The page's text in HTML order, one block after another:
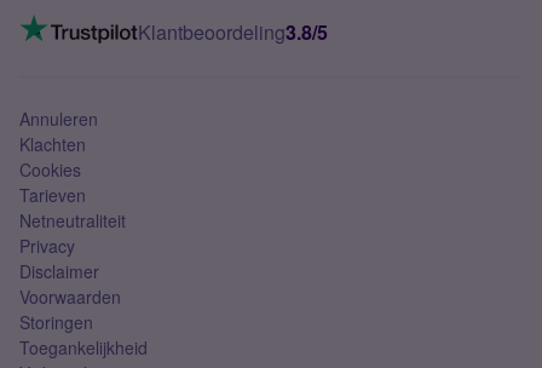
Mobiel abonnement
VoLTE 4G bellenKlantbeoordeling3.8/5
Annuleren
Klachten
Cookies
Tarieven
Netneutraliteit
Privacy
Disclaimer
Voorwaarden
Storingen
Toegankelijkheid